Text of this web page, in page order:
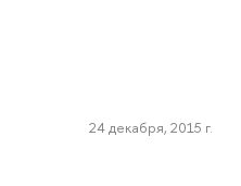
24 декабря, 2015 г.